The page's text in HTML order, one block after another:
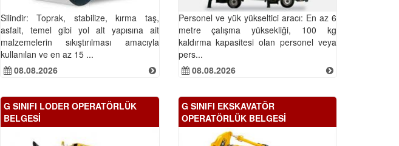
Silindir: Toprak, stabilize, kırma taş,
asfalt, temel gibi yol alt yapısına ait
malzemelerin sıkıştırılması amacıyla
kullanılan ve en az 15 ...
08.08.2026
Personel ve yük yükseltici aracı: En az 6
metre çalışma yüksekliği, 100 kg
kaldırma kapasitesi olan personel veya
pers...
08.08.2026
G SINIFI LODER OPERATÖRLÜK
BELGESİ
G SINIFI EKSKAVATÖR
OPERATÖRLÜK BELGESİ